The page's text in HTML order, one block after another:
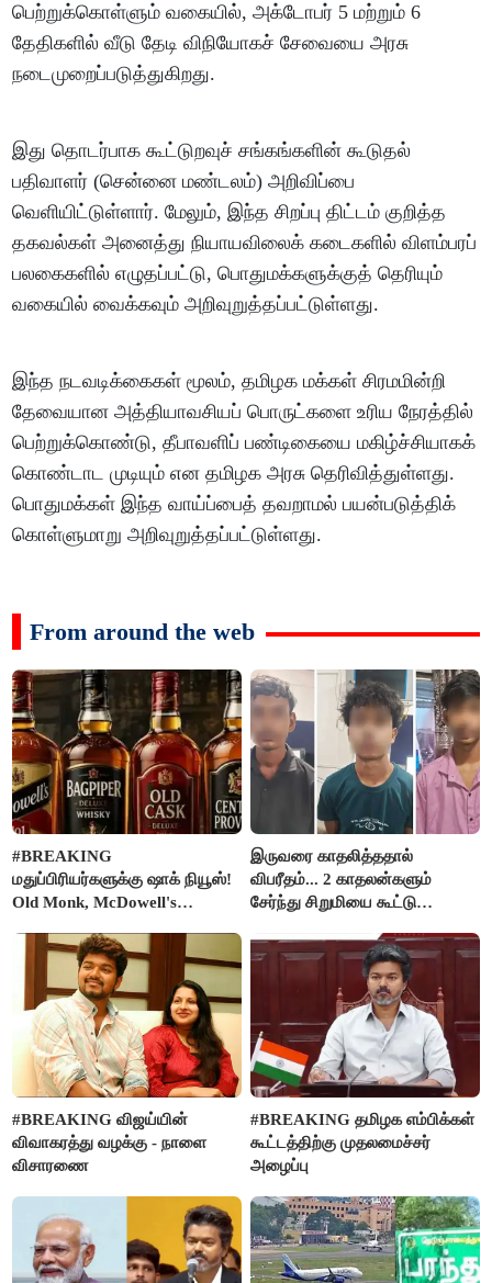
பெற்றுக்கொள்ளும் வகையில், அக்டோபர் 5 மற்றும் 6
தேதிகளில் வீடு தேடி விநியோகச் சேவையை அரசு
நடைமுறைப்படுத்துகிறது.
இது தொடர்பாக கூட்டுறவுச் சங்கங்களின் கூடுதல்
பதிவாளர் (சென்னை மண்டலம்) அறிவிப்பை
வெளியிட்டுள்ளார். மேலும், இந்த சிறப்பு திட்டம் குறித்த
தகவல்கள் அனைத்து நியாயவிலைக் கடைகளில் விளம்பரப்
பலகைகளில் எழுதப்பட்டு, பொதுமக்களுக்குத் தெரியும்
வகையில் வைக்கவும் அறிவுறுத்தப்பட்டுள்ளது.
இந்த நடவடிக்கைகள் மூலம், தமிழக மக்கள் சிரமமின்றி
தேவையான அத்தியாவசியப் பொருட்களை உரிய நேரத்தில்
பெற்றுக்கொண்டு, தீபாவளிப் பண்டிகையை மகிழ்ச்சியாகக்
கொண்டாட முடியும் என தமிழக அரசு தெரிவித்துள்ளது.
பொதுமக்கள் இந்த வாய்ப்பைத் தவறாமல் பயன்படுத்திக்
கொள்ளுமாறு அறிவுறுத்தப்பட்டுள்ளது.
From around the web
#BREAKING
மதுப்பிரியர்களுக்கு ஷாக் நியூஸ்!
Old Monk, McDowell's
FSSAI தடை
இருவரை காதலித்ததால்
விபரீதம்... 2 காதலன்களும்
சேர்ந்து சிறுமியை கூட்டு
செய்த கொடூரம்
#BREAKING விஜய்யின்
விவாகரத்து வழக்கு - நாளை
விசாரணை
#BREAKING தமிழக எம்பிக்கள்
கூட்டத்திற்கு முதலமைச்சர்
அழைப்பு